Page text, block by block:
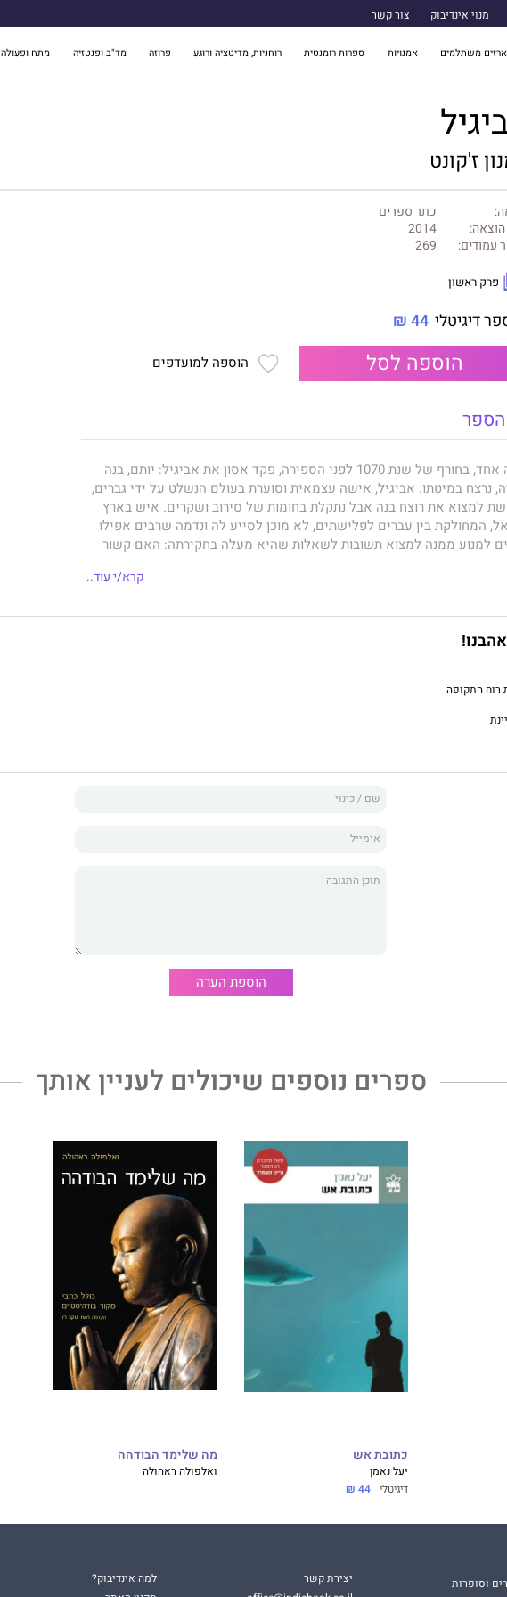
מנוי אינדיבוק צור קשר
משתלמים אמנויות ספרות רומנטית רוחניות, מדיטציה ורוגע פרוזה מד"ב ופנטזיה מתח ופעולה
ז'קונט
כתר ספרים
2014
עמודים:
269
פרק ראשון
דיגיטלי 44 ₪
הוספה לסל הוספה למועדפים
לילה אחד, בחורף של שנת 1070 לפני הספירה, פקד אסון את אביגיל: יותם, בנה
נרצח במיטתו. אביגיל, אישה עצמאית וסוערת בעולם הנשלט על ידי גברים,
למצוא את רוצח בנה אבל נתקלת בחומות של סירוב ושקרים. איש בארץ
המחולקת בין עברים לפלישתים, לא מוכן לסייע לה ונדמה שרבים אפילו
למנוע ממנה למצוא תשובות לשאלות שהיא מעלה בחקירתה: האם קשור
ומסרבת לספר? אביגיל מסרבת להיכנע, וככל שגוברות הסכנות והתלאות
, ספרו העשירי שלאמנון ז'קונט, היסטוריון ומבכירי סופרי המתח בישראל,
בלשי המתרחש בתקופת המקרא ומצטיין בעלילה מותחת אבל גם במבט
קרא/י עוד..
רוח התקופה
הוספת הערה
ספרים נוספים שיכולים לעניין אותך
כתובת אש
יעל נאמן
דיגיטלי 44 ₪
מה שלימד הבודהה
ואלפולה ראהולה
וסופרות
יצירת קשר
למה אינדיבוק?